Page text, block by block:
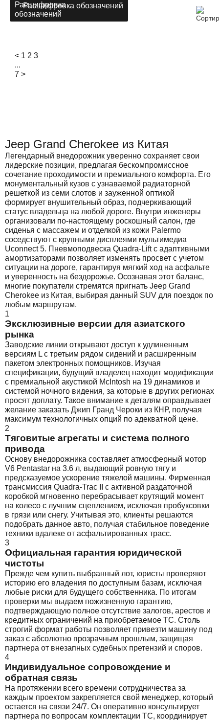
Расшифровка обозначений
< 1 2 3
...
7 >
Jeep Grand Cherokee из Китая
Легендарный внедорожник уверенно сохраняет свои
лидерские позиции, предлагая бескомпромиссное
сочетание проходимости и премиального комфорта. Его
монументальный кузов с узнаваемой радиаторной
решеткой из семи слотов и зауженной оптикой
формирует внушительный образ, подчеркивающий
статус владельца на любой дороге. Внутри инженеры
организовали по-настоящему роскошный салон, где
сиденья с массажем и отделкой из кожи Palermo
соседствуют с крупными дисплеями мультимедиа
Uconnect 5. Пневмоподвеска Quadra-Lift с адаптивными
амортизаторами позволяет изменять просвет с учетом
ситуации на дороге, гарантируя мягкий ход на асфальте
и уверенность на бездорожье. Осознавая этот баланс,
многие покупатели стремятся пригнать Jeep Grand
Cherokee из Китая, выбирая данный SUV для поездок по
любым маршрутам.
1
Эксклюзивные версии для азиатского
рынка
Заводские линии открывают доступ к удлиненным
версиям L с третьим рядом сидений и расширенным
пакетом электронных помощников. Изучая
спецификации, будущий владелец находит модификации
с премиальной акустикой McIntosh на 19 динамиков и
системой ночного видения, за которые в других регионах
просят доплату. Такое внимание к деталям оправдывает
желание заказать Джип Гранд Чероки из КНР, получая
максимум технологичных опций по адекватной цене.
2
Тяговитые агрегаты и система полного
привода
Основу внедорожника составляет атмосферный мотор
V6 Pentastar на 3.6 л, выдающий ровную тягу и
предсказуемое ускорение тяжелой машины. Фирменная
трансмиссия Quadra-Trac II с активной раздаточной
коробкой мгновенно перебрасывает крутящий момент
на колесо с лучшим сцеплением, исключая пробуксовки
в грязи или снегу. Учитывая это, клиенты решаются
подобрать данное авто, получая стабильное поведение
техники вдалеке от асфальтированных трасс.
3
Официальная гарантия юридической
чистоты
Прежде чем купить выбранный лот, юристы проверяют
историю его владения по доступным базам, исключая
любые риски для будущего собственника. По итогам
проверки мы выдаем пожизненную гарантию,
подтверждающую полное отсутствие залогов, арестов и
кредитных ограничений на приобретаемое ТС. Столь
строгий формат работы позволяет привезти машину под
заказ с абсолютно прозрачным прошлым, защищая
партнера от внезапных судебных претензий и споров.
4
Индивидуальное сопровождение и
обратная связь
На протяжении всего времени сотрудничества за
каждым проектом закрепляется свой менеджер, который
остается на связи 24/7. Он оперативно консультирует
партнера по вопросам комплектации ТС, координирует